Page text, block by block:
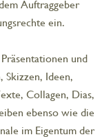
Auftraggeber
ein.
und
Skizzen, Ideen,
Collagen, Dias,
ebenso wie die
im Eigentum der